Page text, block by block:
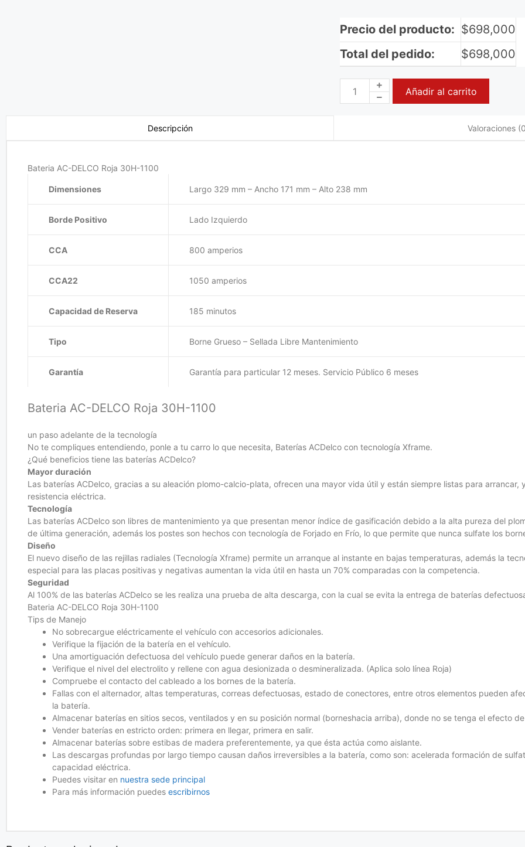
Precio del producto: $698,000
Total del pedido:
$698,000
Añadir al carrito
Descripción Valoraciones
Bateria AC-DELCO Roja 30H-1100
Dimensiones Largo 329 mm – Ancho 171 mm – Alto 238 mm
Borde Positivo Lado Izquierdo
CCA 800 amperios
CCA22 1050 amperios
Capacidad de Reserva 185 minutos
Tipo Borne Grueso – Sellada Libre Mantenimiento
Garantía Garantía para particular 12 meses. Servicio Público 6 meses
Bateria AC-DELCO Roja 30H-1100
un paso adelante de la tecnología
No te compliques entendiendo, ponle a tu carro lo que necesita, Baterías ACDelco con tecnología Xframe.
¿Qué beneficios tiene las baterías ACDelco?
Mayor duración
Las baterías ACDelco, gracias a su aleación plomo-calcio-plata, ofrecen una mayor vida útil y están siempre listas para arrancar,
resistencia eléctrica.
Tecnología
Las baterías ACDelco son libres de mantenimiento ya que presentan menor índice de gasificación debido a la alta pureza del
de última generación, además los postes son hechos con tecnología de Forjado en Frío, lo que permite que nunca sulfate los
Diseño
El nuevo diseño de las rejillas radiales (Tecnología Xframe) permite un arranque al instante en bajas temperaturas, además la
especial para las placas positivas y negativas aumentan la vida útil en hasta un 70% comparadas con la competencia.
Seguridad
Al 100% de las baterías ACDelco se les realiza una prueba de alta descarga, con la cual se evita la entrega de baterías
Bateria AC-DELCO Roja 30H-1100
Tips de Manejo
No sobrecargue eléctricamente el vehículo con accesorios adicionales.
Verifique la fijación de la batería en el vehículo.
Una amortiguación defectuosa del vehículo puede generar daños en la batería.
Verifique el nivel del electrolito y rellene con agua desionizada o desmineralizada. (Aplica solo línea Roja)
Compruebe el contacto del cableado a los bornes de la batería.
Fallas con el alternador, altas temperaturas, correas defectuosas, estado de conectores, entre otros elementos pueden
la batería.
Almacenar baterías en sitios secos, ventilados y en su posición normal (borneshacia arriba), donde no se tenga el efecto
Vender baterías en estricto orden: primera en llegar, primera en salir.
Almacenar baterías sobre estibas de madera preferentemente, ya que ésta actúa como aislante.
Las descargas profundas por largo tiempo causan daños irreversibles a la batería, como son: acelerada formación de
capacidad eléctrica.
Puedes visitar en nuestra sede principal
Para más información puedes escribirnos